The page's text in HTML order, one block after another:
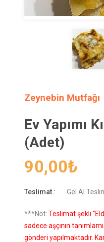
Zeynebin Mutfağı
Ev Yapımı
(Adet)
90,00₺
Teslimat : Gel Al
***Not: Teslimat şekli
sadece aşçının
gönderi yapılmaktadır.